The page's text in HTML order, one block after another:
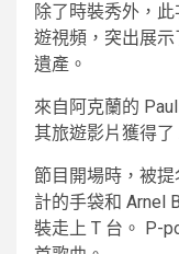
除了時裝秀外，
遊視頻，突出展
遺產。
來自阿克蘭的
其旅遊影片獲得了
節目開場時，被
計的手袋和 Arnel
裝走上 T 台。 P-